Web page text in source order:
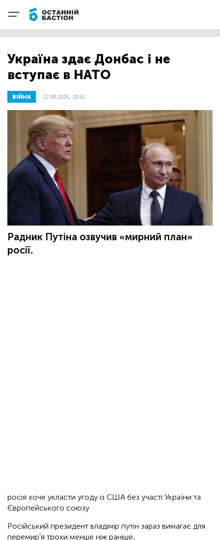
Україна здає Донбас і не
вступає в НАТО
ВІЙНА 12.08.2025, 19:41
Радник Путіна озвучив «мирний план»
росії.
росія хоче укласти угоду із США без участі України та
Європейського союзу
Російський президент владімір путін зараз вимагає для
перемир'я трохи менше ніж раніше.